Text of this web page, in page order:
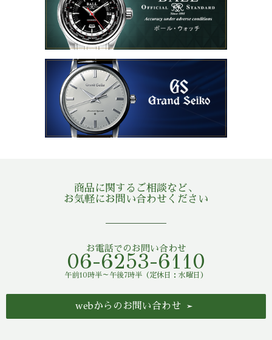
商品に関するご相談など、
お気軽にお問い合わせください
お電話でのお問い合わせ
06-6253-6110
午前10時半～午後7時半（定休日：水曜日）
webからのお問い合わせ